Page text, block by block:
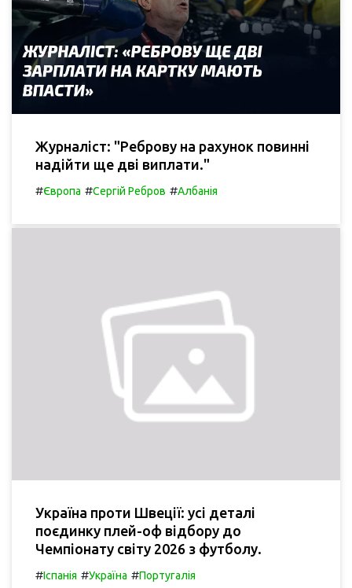
Журналіст: "Реброву на рахунок повинні
надійти ще дві виплати."
#Європа #Сергій Ребров #Албанія
Україна проти Швеції: усі деталі
поєдинку плей-оф відбору до
Чемпіонату світу 2026 з футболу.
#Іспанія #Україна #Португалія